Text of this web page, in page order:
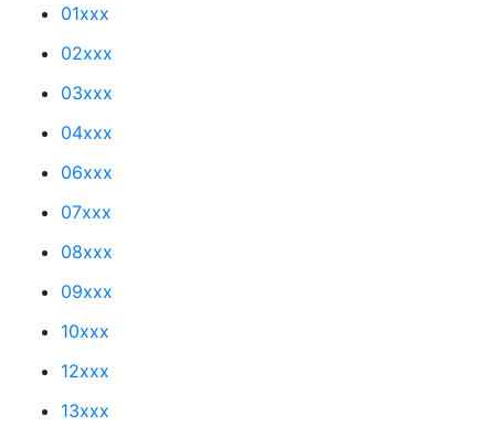
01xxx
02xxx
03xxx
04xxx
06xxx
07xxx
08xxx
09xxx
10xxx
12xxx
13xxx